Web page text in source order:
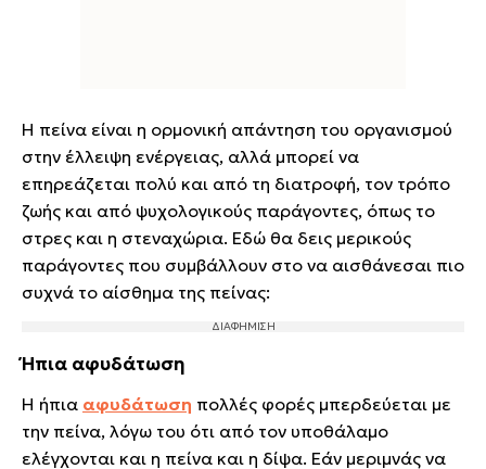
Η πείνα είναι η ορμονική απάντηση του οργανισμού
στην έλλειψη ενέργειας, αλλά μπορεί να
επηρεάζεται πολύ και από τη διατροφή, τον τρόπο
ζωής και από ψυχολογικούς παράγοντες, όπως το
στρες και η στεναχώρια. Εδώ θα δεις μερικούς
παράγοντες που συμβάλλουν στο να αισθάνεσαι πιο
συχνά το αίσθημα της πείνας:
Ήπια αφυδάτωση
Η ήπια αφυδάτωση πολλές φορές μπερδεύεται με
την πείνα, λόγω του ότι από τον υποθάλαμο
ελέγχονται και η πείνα και η δίψα. Εάν μεριμνάς να